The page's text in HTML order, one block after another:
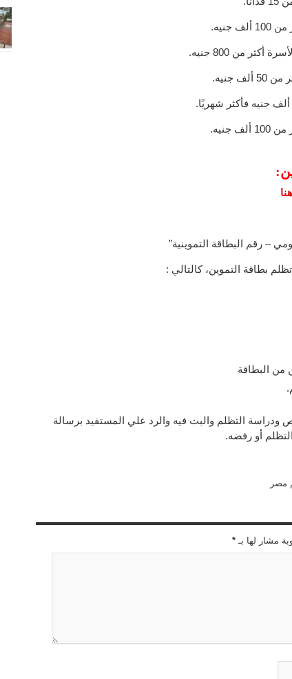
من البطاقة
ودراسة التظلم والبت فيه والرد علي المستفيد برسالة
أو رفضه.
مصر
مشار لها بـ*